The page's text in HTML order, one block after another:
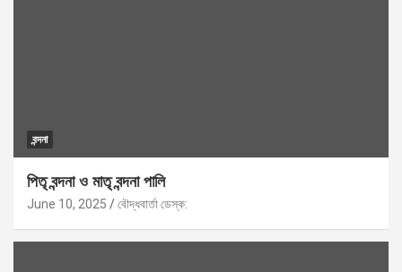
বন্দনা
পিতৃ বন্দনা ও মাতৃ বন্দনা পালি
June 10, 2025 বৌদ্ধবার্তা ডেস্ক: